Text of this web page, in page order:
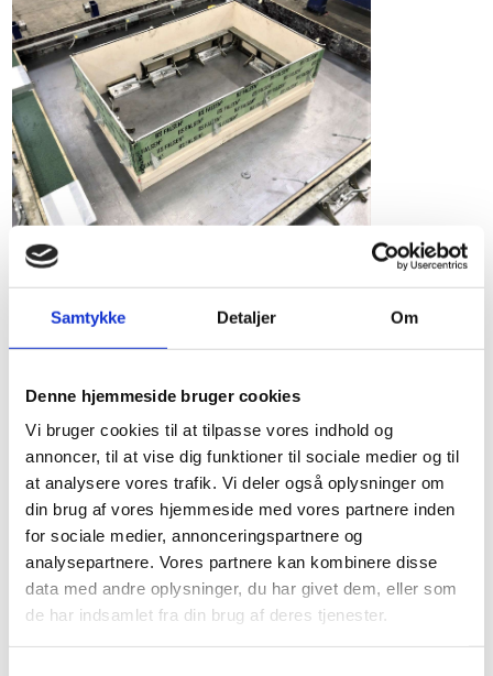
Samtykke Detaljer Om
Denne hjemmeside bruger cookies
Vi bruger cookies til at tilpasse vores indhold og
annoncer, til at vise dig funktioner til sociale medier og til
at analysere vores trafik. Vi deler også oplysninger om
din brug af vores hjemmeside med vores partnere inden
for sociale medier, annonceringspartnere og
analysepartnere. Vores partnere kan kombinere disse
data med andre oplysninger, du har givet dem, eller som
de har indsamlet fra din brug af deres tjenester.